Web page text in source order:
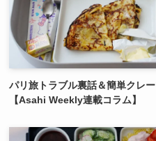
パリ旅トラブル裏話＆簡単クレ
【Asahi Weekly連載コラム】